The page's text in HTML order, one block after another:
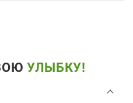
УЛЫБКУ!